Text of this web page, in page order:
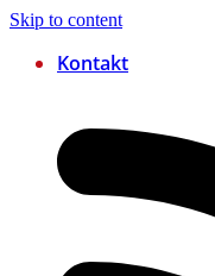
Skip to content
Kontakt